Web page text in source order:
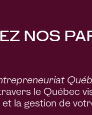
NOS
le Québec
la gestion de